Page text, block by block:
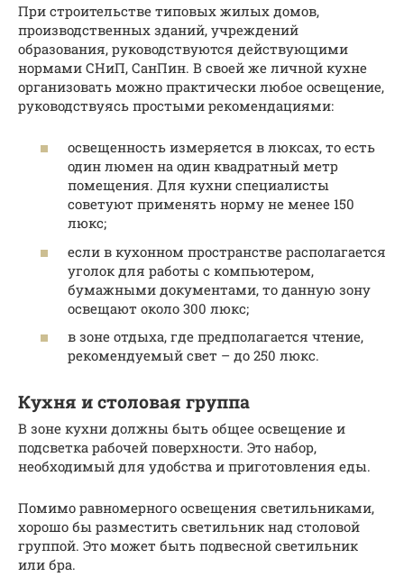
При строительстве типовых жилых домов,
производственных зданий, учреждений
образования, руководствуются действующими
нормами СНиП, СанПин. В своей же личной кухне
организовать можно практически любое освещение,
руководствуясь простыми рекомендациями:
освещенность измеряется в люксах, то есть
один люмен на один квадратный метр
помещения. Для кухни специалисты
советуют применять норму не менее 150
люкс;
если в кухонном пространстве располагается
уголок для работы с компьютером,
бумажными документами, то данную зону
освещают около 300 люкс;
в зоне отдыха, где предполагается чтение,
рекомендуемый свет – до 250 люкс.
Кухня и столовая группа
В зоне кухни должны быть общее освещение и
подсветка рабочей поверхности. Это набор,
необходимый для удобства и приготовления еды.
Помимо равномерного освещения светильниками,
хорошо бы разместить светильник над столовой
группой. Это может быть подвесной светильник
или бра.